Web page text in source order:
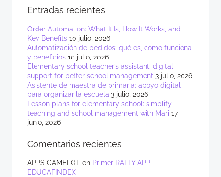
Entradas recientes
Order Automation: What It Is, How It Works, and
Key Benefits 10 julio, 2026
Automatización de pedidos: qué es, cómo funciona
y beneficios 10 julio, 2026
Elementary school teacher’s assistant: digital
support for better school management 3 julio, 2026
Asistente de maestra de primaria: apoyo digital
para organizar la escuela 3 julio, 2026
Lesson plans for elementary school: simplify
teaching and school management with Mari 17
junio, 2026
Comentarios recientes
APPS CAMELOT en Primer RALLY APP
EDUCAFINDEX